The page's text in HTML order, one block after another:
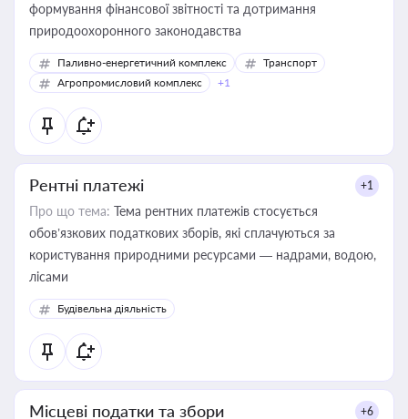
формування фінансової звітності та дотримання
природоохоронного законодавства
Паливно-енергетичний комплекс
Транспорт
Агропромисловий комплекс
+1
Рентні платежі +1
Про що тема: Тема рентних платежів стосується
обов’язкових податкових зборів, які сплачуються за
користування природними ресурсами — надрами, водою,
лісами
Будівельна діяльність
Місцеві податки та збори +6